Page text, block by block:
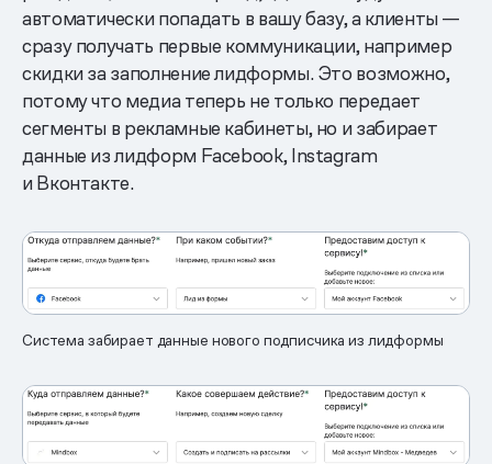
автоматически попадать в вашу базу, а клиенты —
сразу получать первые коммуникации, например
скидки за заполнение лидформы. Это возможно,
потому что медиа теперь не только передает
сегменты в рекламные кабинеты, но и забирает
данные из лидформ Facebook, Instagram
и Вконтакте.
Система забирает данные нового подписчика из лидформы